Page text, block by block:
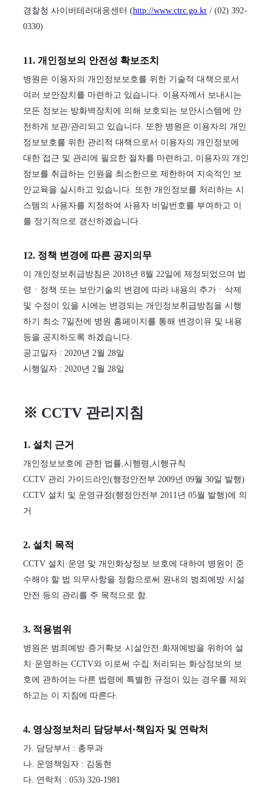
경찰청 사이버테러대응센터 (http://www.ctrc.go.kr / (02) 392-
0330)
11. 개인정보의 안전성 확보조치
병원은 이용자의 개인정보보호를 위한 기술적 대책으로서
여러 보안장치를 마련하고 있습니다. 이용자께서 보내시는
모든 정보는 방화벽장치에 의해 보호되는 보안시스템에 안
전하게 보관/관리되고 있습니다. 또한 병원은 이용자의 개인
정보보호를 위한 관리적 대책으로서 이용자의 개인정보에
대한 접근 및 관리에 필요한 절차를 마련하고, 이용자의 개인
정보를 취급하는 인원을 최소한으로 제한하여 지속적인 보
안교육을 실시하고 있습니다. 또한 개인정보를 처리하는 시
스템의 사용자를 지정하여 사용자 비밀번호를 부여하고 이
를 정기적으로 갱신하겠습니다.
12. 정책 변경에 따른 공지의무
이 개인정보취급방침은 2018년 8월 22일에 제정되었으며 법
령ㆍ정책 또는 보안기술의 변경에 따라 내용의 추가ㆍ삭제
및 수정이 있을 시에는 변경되는 개인정보취급방침을 시행
하기 최소 7일전에 병원 홈페이지를 통해 변경이유 및 내용
등을 공지하도록 하겠습니다.
공고일자 : 2020년 2월 28일
시행일자 : 2020년 2월 28일
※ CCTV 관리지침
1. 설치 근거
개인정보보호에 관한 법률,시행령,시행규칙
CCTV 관리 가이드라인(행정안전부 2009년 09월 30일 발행)
CCTV 설치 및 운영규정(행정안전부 2011년 05월 발행)에 의
거
2. 설치 목적
CCTV 설치·운영 및 개인화상정보 보호에 대하여 병원이 준
수해야 할 법 의무사항을 정함으로써 원내의 범죄예방·시설
안전 등의 관리를 주 목적으로 함.
3. 적용범위
병원은 범죄예방·증거확보·시설안전·화재예방을 위하여 설
치·운영하는 CCTV와 이로써 수집·처리되는 화상정보의 보
호에 관하여는 다른 법령에 특별한 규정이 있는 경우를 제외
하고는 이 지침에 따른다.
4. 영상정보처리 담당부서·책임자 및 연락처
가. 담당부서 : 총무과
나. 운영책임자 : 김동현
다. 연락처 : 053) 320-1981